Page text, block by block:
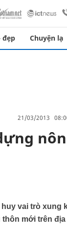
đẹp Chuyện lạ
21/03/2013
vai trò xung
mới trên địa